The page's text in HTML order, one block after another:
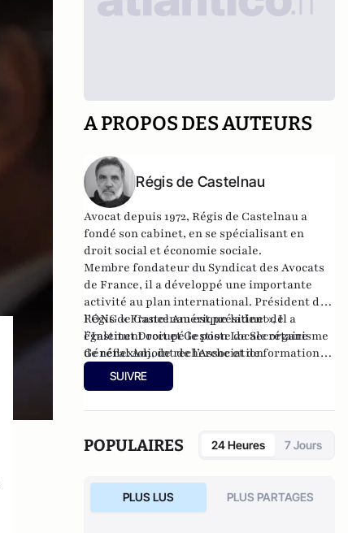
A PROPOS DES AUTEURS
Régis de Castelnau
Avocat depuis 1972, Régis de Castelnau a
fondé son cabinet, en se spécialisant en
droit social et économie sociale.
Membre fondateur du Syndicat des Avocats
de France, il a développé une importante
activité au plan international. Président de
l’ONG « France Amérique latine », Il a
également occupé le poste de Secrétaire
Général Adjoint de l’Association
Internationale des Juristes Démocrates,
organisation ayant statut consultatif auprès
Régis de Castelnau est président de
l’Institut Droit et Gestion Locale organisme
de réflexion, de recherche et de formation
dédié aux rapports entre l’Action Publique
et le Droit.
SUIVRE
POPULAIRES 24 Heures 7 Jours
PLUS LUS PLUS PARTAGES